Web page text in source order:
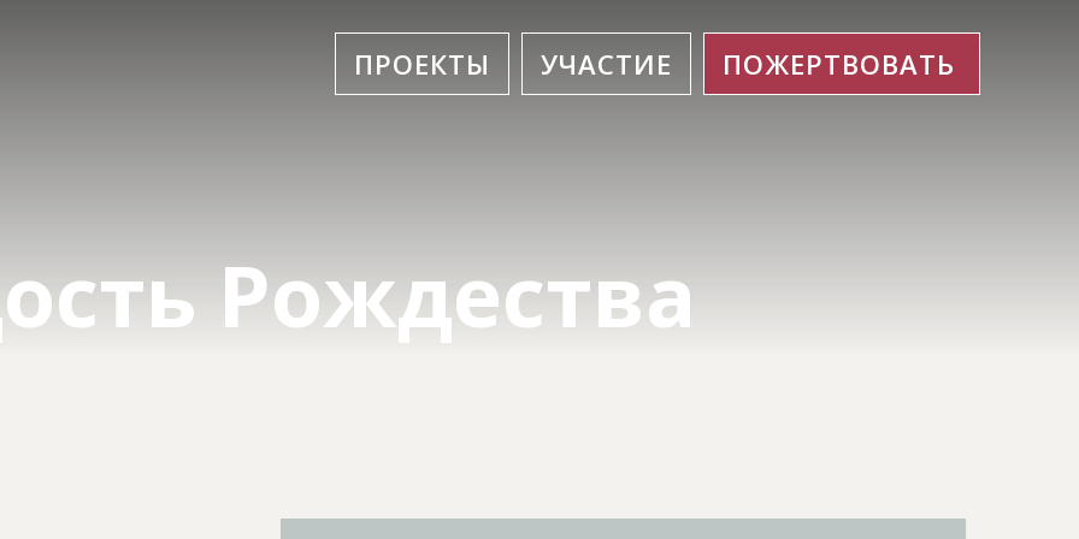
ПРОЕКТЫ УЧАСТИЕ ПОЖЕРТВОВАТЬ
Рождества